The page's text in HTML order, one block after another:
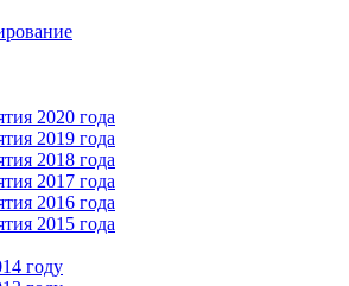
2020 года
2019 года
2018 годa
2017 года
2016 года
2015 года
году